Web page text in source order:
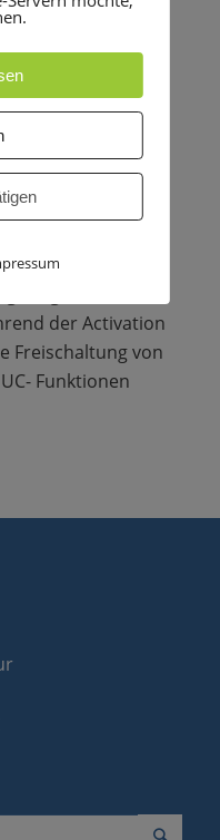
Funktionen
des
innerhalb
(Activation
vorgenommen
der Activation
Freischaltung von
Funktionen